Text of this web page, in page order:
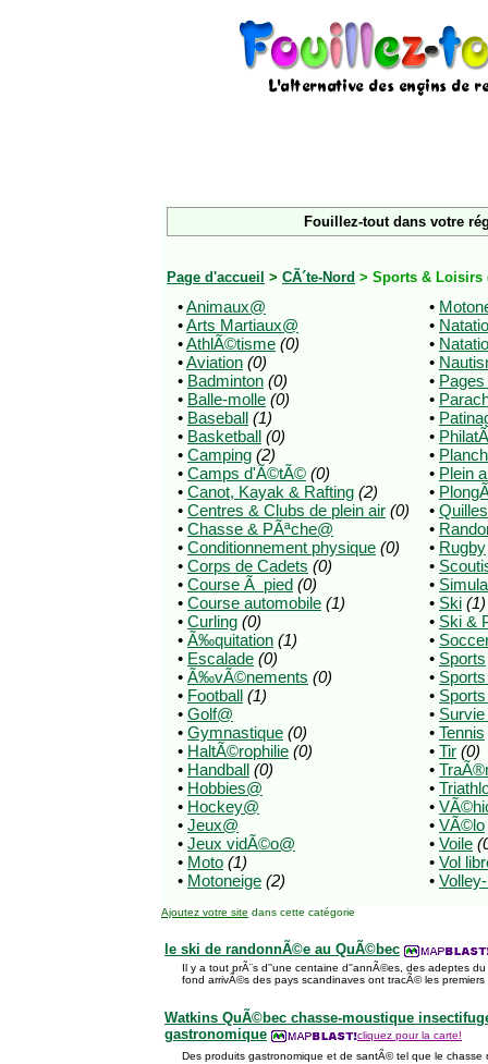
Fouillez-tout dans votre
Page d'accueil > CÃ´te-Nord > Sports & Loisirs
•Animaux@
•Arts Martiaux@
•AthlÃ©tisme (0)
•Aviation (0)
• Badminton (0)
• Balle-molle (0)
• Baseball (1)
• Basketball (0)
• Camping (2)
• Camps d'Ã©tÃ© (0)
• Canot, Kayak & Rafting (2)
• Centres & Clubs de plein air (0)
• Chasse & PÃªche@
• Conditionnement physique (0)
• Corps de Cadets (0)
• Course Ã pied (0)
• Course automobile (1)
• Curling (0)
• Ã‰quitation (1)
• Escalade (0)
• Ã‰vÃ©nements (0)
• Football (1)
• Golf@
• Gymnastique (0)
• HaltÃ©rophilie (0)
• Handball (0)
• Hobbies@
• Hockey@
• Jeux@
• Jeux vidÃ©o@
• Moto (1)
• Motoneige (2)
•
•
•
•
•
•
•
•
•
• Plein
•
• Quilles
•
• Rugby
•
•
• Ski (1)
• Ski &
•
• Sports
•
•
• Survie
• Tennis
• Tir (0)
•
•
•
• VÃ©lo
• Voile
• Vol
•
Ajoutez votre site dans cette catégorie
le ski de randonnÃ©e au QuÃ©bec
Il y a tout prÃ¨s d''une centaine d''annÃ©es, des adeptes
fond arrivÃ©s des pays scandinaves ont tracÃ© les
Watkins QuÃ©bec chasse-moustique
gastronomique
cliquez pour la carte!
Des produits gastronomique et de santÃ© tel que le chasse